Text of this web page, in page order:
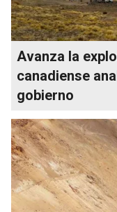
Avanza la
canadiense
gobierno